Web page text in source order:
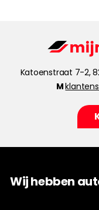
Katoenstraat 7-2,
M
Wij hebben